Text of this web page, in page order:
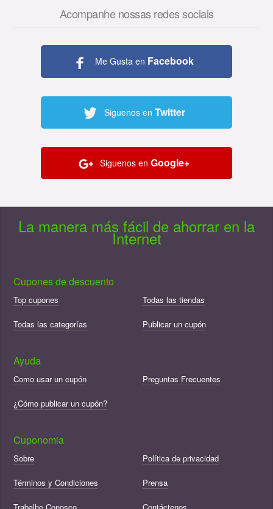
Acompanhe nossas redes sociais
Me Gusta en Facebook
Siguenos en Twitter
Siguenos en Google+
La manera más fácil de ahorrar en la
Internet
Cupones de descuento
Top cupones Todas las tiendas
Todas las categorías Publicar un cupón
Ayuda
Como usar un cupón Preguntas Frecuentes
¿Cómo publicar un cupón?
Cuponomia
Sobre Política de privacidad
Términos y Condiciones Prensa